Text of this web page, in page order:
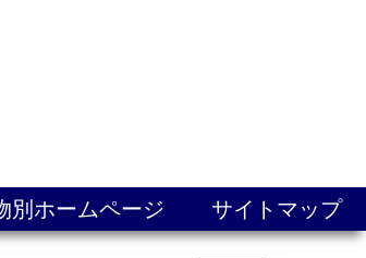
別ホームページ サイトマップ